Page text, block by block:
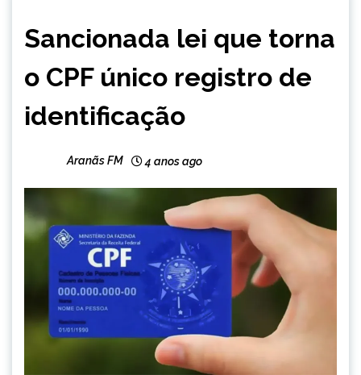
NOTÍCIAS
Sancionada lei que torna
o CPF único registro de
identificação
Aranãs FM 4 anos ago